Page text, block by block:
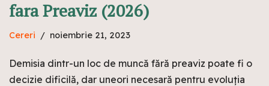
fara Preaviz (2026)
Cereri noiembrie 21, 2023
Demisia dintr-un loc de muncă fără preaviz poate fi o
decizie dificilă, dar uneori necesară pentru evoluția